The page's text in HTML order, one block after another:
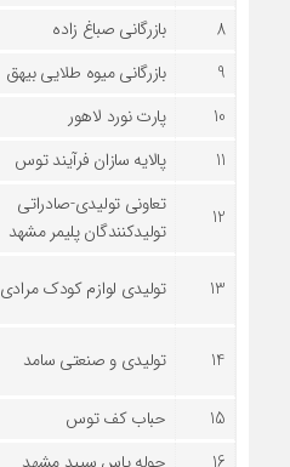
8
بازرگانی صباغ زاده
9
بازرگانی میوه طلایی بیهق
10
پارت نورد لاهور
11
پالایه سازان فرآیند توس
12
تعاونی تولیدی-صادراتی
تولیدکنندگان پلیمر مشهد
13 تولیدی لوازم کودک مرادی
14 تولیدی و صنعتی سامد
15
حباب کف توس